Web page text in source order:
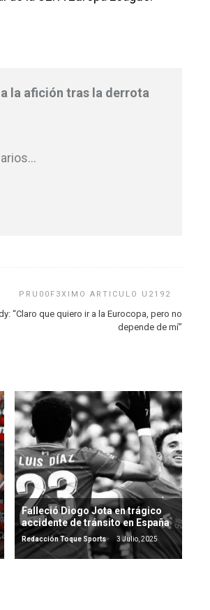
la afición tras la derrota
…
“Claro que quiero ir a la Eurocopa, pero no
depende de mí”
Falleció Diogo Jota en trágico
accidente de tránsito en España
Redacción Toque Sports 3 Julio, 2025